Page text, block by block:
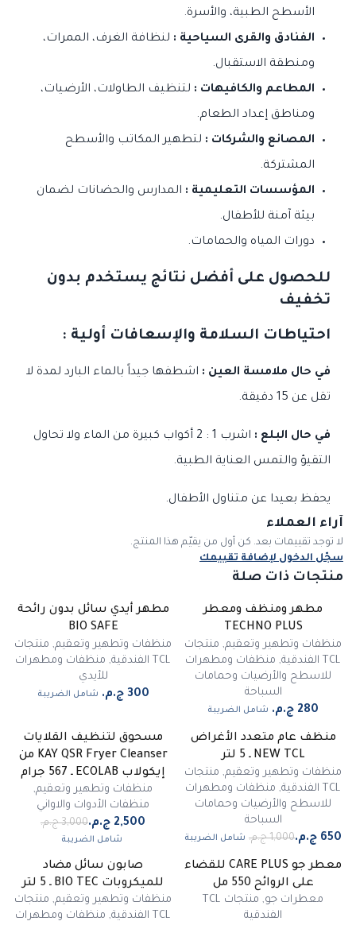
الأسطح الطبية، والأسرة.
الفنادق والقرى السياحية : لنظافة الغرف، الممرات،
ومنطقة الاستقبال.
المطاعم والكافيهات : لتنظيف الطاولات، الأرضيات،
ومناطق إعداد الطعام.
المصانع والشركات : لتطهير المكاتب والأسطح
المشتركة.
المؤسسات التعليمية : المدارس والحضانات لضمان
بيئة آمنة للأطفال.
دورات المياه والحمامات.
للحصول على أفضل نتائج يستخدم بدون
تخفيف
احتياطات السلامة والإسعافات أولية :
في حال ملامسة العين : اشطفها جيداً بالماء البارد لمدة لا
تقل عن 15 دقيقة.
في حال البلع :
اشرب 1 : 2 أكواب كبيرة من الماء ولا تحاول
التقيؤ والتمس العناية الطبية.
يحفظ بعيدا عن متناول الأطفال.
آراء العملاء
لا توجد تقييمات بعد. كن أول من يقيّم هذا المنتج.
سجّل الدخول لإضافة تقييمك
منتجات ذات صلة
مطهر ومنظف ومعطر
TECHNO PLUS
منظفات وتطهير وتعقيم, منتجات
TCL الفندقية
, منظفات ومطهرات
للاسطح والأرضيات وحمامات
السباحة
شامل الضريبة
غير متوفر
مطهر أيدي سائل بدون رائحة
BIO SAFE
منظفات وتطهير وتعقيم, منتجات
TCL الفندقية
, منظفات ومطهرات
للأيدي
شامل الضريبة
منظف عام متعدد الأغراض
NEW TCL ـ 5 لتر
منظفات وتطهير وتعقيم, منتجات
TCL الفندقية
, منظفات ومطهرات
للاسطح والأرضيات وحمامات
السباحة
شامل الضريبة
مسحوق لتنظيف القلايات
KAY QSR Fryer Cleanser من
إيكولاب ECOLAB ـ 567 جرام
منظفات وتطهير وتعقيم,
منظفات الأدوات والاواني
شامل الضريبة
معطر جو CARE PLUS للقضاء
على الروائح 550 مل
معطرات جو,
منتجات TCL
الفندقية
صابون سائل مضاد
للميكروبات BIO TEC ـ 5 لتر
منظفات وتطهير وتعقيم, منتجات
TCL الفندقية
, منظفات ومطهرات